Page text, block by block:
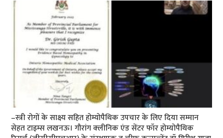
–स्त्री रोगों के साक्ष्य सहित होम्योपैथिक उपचार के लिए दिया सम्मान
सेहत टाइम्स लखनऊ। गौरांग क्‍लीनिक एंड सेंटर फॉर होम्‍योपैथिक